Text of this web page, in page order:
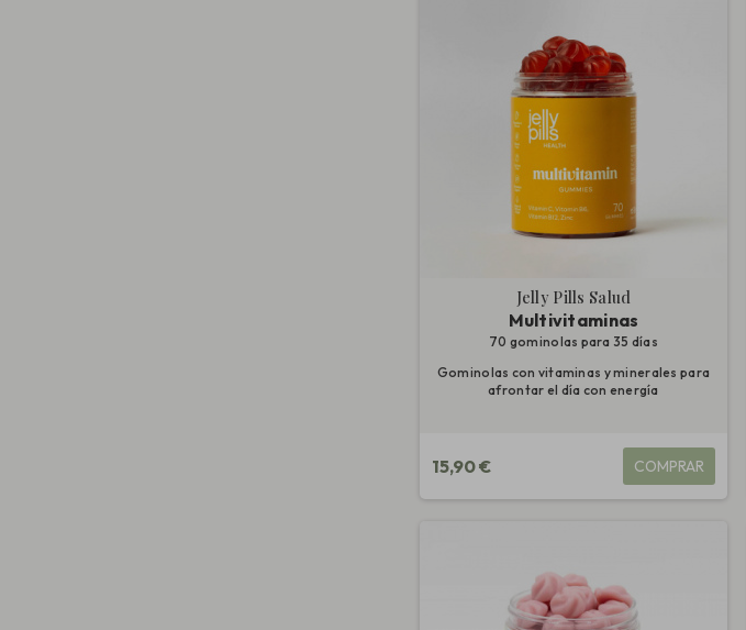
Jelly Pills Salud
Multivitaminas
70 gominolas para 35 días
Gominolas con vitaminas y minerales para
afrontar el día con energía
15,90 € COMPRAR